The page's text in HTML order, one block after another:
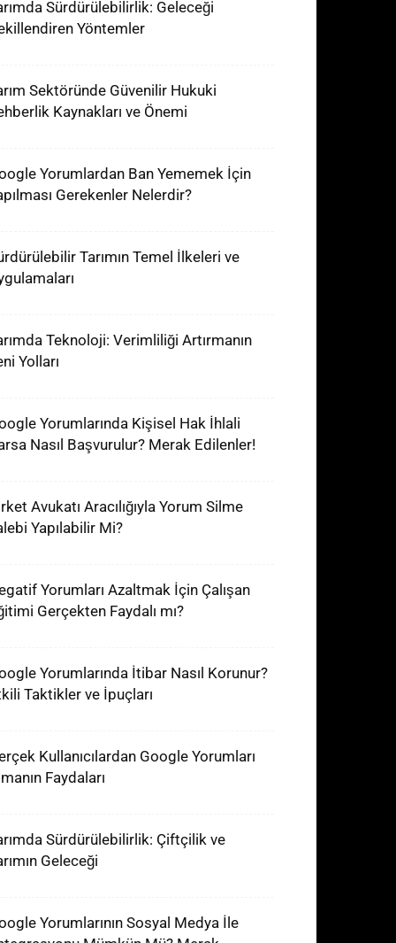
Sürdürülebilirlik: Geleceği
Yöntemler
Sektöründe Güvenilir Hukuki
Kaynakları ve Önemi
Yorumlardan Ban Yememek İçin
Gerekenler Nelerdir?
Tarımın Temel İlkeleri ve
Teknoloji: Verimliliği Artırmanın
Yolları
Yorumlarında Kişisel Hak İhlali
Nasıl Başvurulur? Merak Edilenler!
Avukatı Aracılığıyla Yorum Silme
Yapılabilir Mi?
Yorumları Azaltmak İçin Çalışan
Gerçekten Faydalı mı?
Yorumlarında İtibar Nasıl Korunur?
Taktikler ve İpuçları
Kullanıcılardan Google Yorumları
Faydaları
Sürdürülebilirlik: Çiftçilik ve
Geleceği
Yorumlarının Sosyal Medya İle